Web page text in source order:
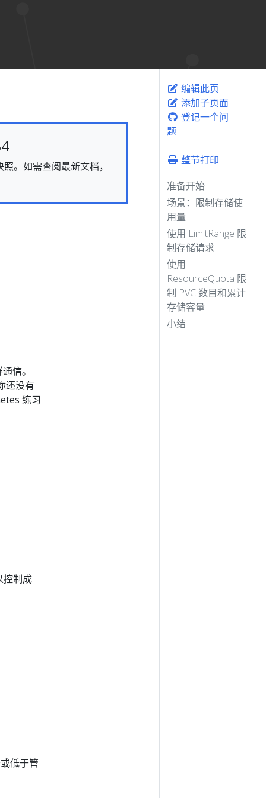
。如需查阅最新文档，
信。
还没有
练习
控制成
低于管
编辑此页
添加子页面
登记一个问
题
整节打印
准备开始
场景：限制存储使
用量
使用 LimitRange 限
制存储请求
使用
ResourceQuota 限
制 PVC 数目和累计
存储容量
小结